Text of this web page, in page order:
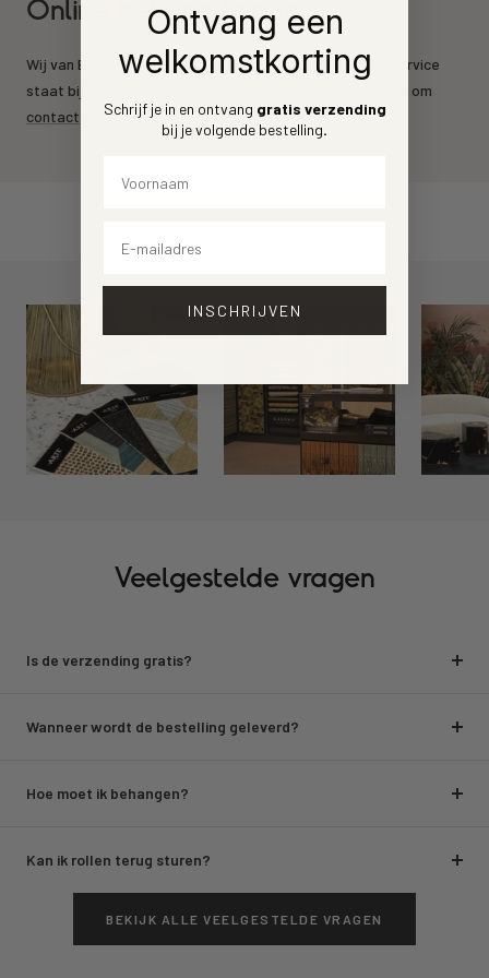
Online behang kopen
Wij van Behang.nl leveren de mooiste behang merken. Service
staat bij ons voorrop. Heeft u een vraag? Aarzel dan niet om
contact op te nemen.
Veelgestelde vragen
Is de verzending gratis?
Wanneer wordt de bestelling geleverd?
Hoe moet ik behangen?
Kan ik rollen terug sturen?
BEKIJK ALLE VEELGESTELDE VRAGEN
Ontvang een
welkomstkorting
Schrijf je in en ontvang gratis verzending
bij je volgende bestelling.
INSCHRIJVEN